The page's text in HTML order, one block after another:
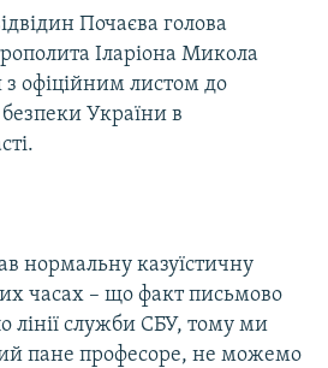
Почаєва голова
Іларіона Микола
офіційним листом до
України в
нормальну казуїстичну
часах – що факт письмово
лінії служби СБУ, тому ми
пане професоре, не можемо